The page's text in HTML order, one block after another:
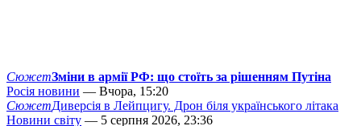
СюжетЗміни в армії РФ: що стоїть за рішенням Путіна
Росія новини — Вчора, 15:20
СюжетДиверсія в Лейпцигу. Дрон біля українського літака
Новини світу — 5 серпня 2026, 23:36